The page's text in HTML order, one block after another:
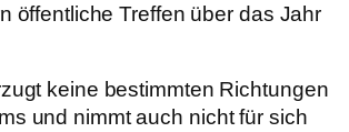
öffentliche Treffen über das Jahr
keine bestimmten Richtungen
und nimmt auch nicht für sich